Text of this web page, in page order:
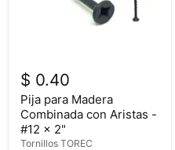
$ 0.40
Pija para Madera
Combinada con Aristas -
#12 x 2"
Tornillos TOREC